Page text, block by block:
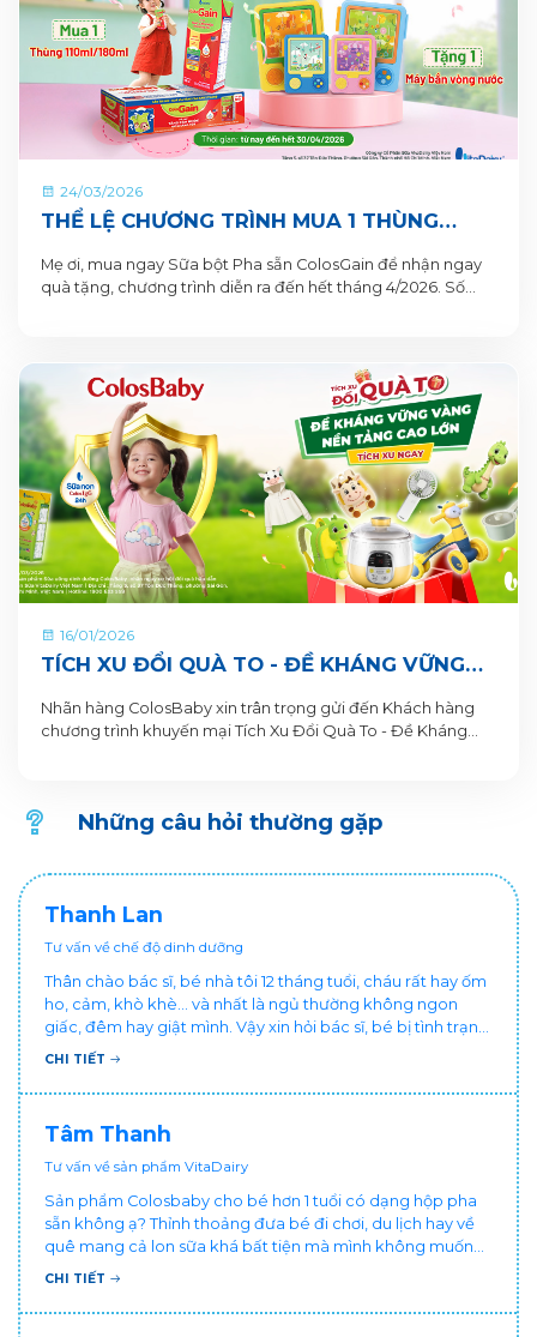
24/03/2026
THỂ LỆ CHƯƠNG TRÌNH MUA 1 THÙNG
Mẹ ơi, mua ngay Sữa bột Pha sẵn ColosGain để nhận ngay
quà tặng, chương trình diễn ra đến hết tháng 4/2026. Số
16/01/2026
TÍCH XU ĐỔI QUÀ TO - ĐỀ KHÁNG VỮNG
PHA SẴN COLOSBABY
Nhãn hàng ColosBaby xin trân trọng gửi đến Khách hàng
chương trình khuyến mại Tích Xu Đổi Quà To - Đề Kháng
Những câu hỏi thường gặp
Thanh Lan
Tư vấn về chế độ dinh dưỡng
Thân chào bác sĩ, bé nhà tôi 12 tháng tuổi, cháu rất hay ốm
ho, cảm, khò khè... và nhất là ngủ thường không ngon
giấc, đêm hay giật mình. Vậy xin hỏi bác sĩ, bé bị tình trạng
vậy nên làm sao để con khỏe mạnh và ngủ ngon giấc hơn
chăm cháu hay ốm ạ?. Cảm ơn bác sĩ.
CHI TIẾT
Tâm Thanh
Tư vấn về sản phẩm VitaDairy
Sản phẩm Colosbaby cho bé hơn 1 tuổi có dạng hộp pha
sẵn không ạ? Thỉnh thoảng đưa bé đi chơi, du lịch hay về
quê mang cả lon sữa khá bất tiện mà mình không muốn
đổi cho bé dùng sữa tươi hộp khác sợ bé nạ sữa ảnh
CHI TIẾT